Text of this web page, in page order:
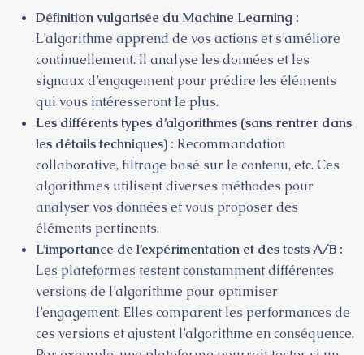
Définition vulgarisée du Machine Learning :
L’algorithme apprend de vos actions et s’améliore
continuellement. Il analyse les données et les
signaux d’engagement pour prédire les éléments
qui vous intéresseront le plus.
Les différents types d’algorithmes (sans rentrer dans
les détails techniques) : Recommandation
collaborative, filtrage basé sur le contenu, etc. Ces
algorithmes utilisent diverses méthodes pour
analyser vos données et vous proposer des
éléments pertinents.
L’importance de l’expérimentation et des tests A/B :
Les plateformes testent constamment différentes
versions de l’algorithme pour optimiser
l’engagement. Elles comparent les performances de
ces versions et ajustent l’algorithme en conséquence.